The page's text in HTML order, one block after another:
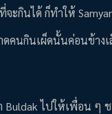
ะกินได้ ก็ทำให้
คนกินเผ็ดนั้นค่อนข้างเ
Buldak ไปให้เพื่อน ๆ